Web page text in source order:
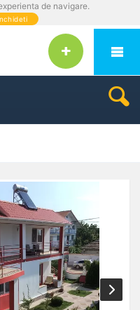
de navigare.